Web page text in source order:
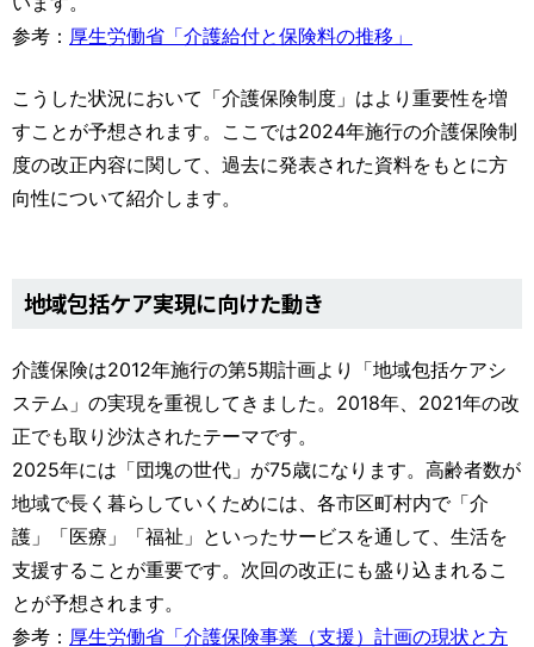
参考： 厚生労働省「介護給付と保険料の推移」
こうした状況において「介護保険制度」はより重要性を増
すことが予想されます。ここでは2024年施行の介護保険制
度の改正内容に関して、過去に発表された資料をもとに方
向性について紹介します。
地域包括ケア実現に向けた動き
介護保険は2012年施行の第5期計画より「地域包括ケアシ
ステム」の実現を重視してきました。2018年、2021年の改
正でも取り沙汰されたテーマです。
2025年には「団塊の世代」が75歳になります。高齢者数が
地域で長く暮らしていくためには、各市区町村内で「介
護」「医療」「福祉」といったサービスを通して、生活を
支援することが重要です。次回の改正にも盛り込まれるこ
とが予想されます。
参考： 厚生労働省「介護保険事業（支援）計画の現状と方